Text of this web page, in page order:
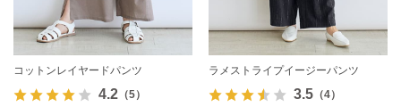
コットンレイヤードパンツ
4.2（5）
ラメストライプイージーパンツ
3.5（4）